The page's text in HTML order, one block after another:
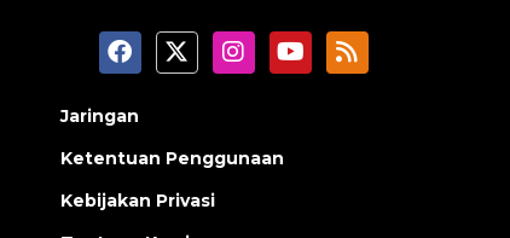
Jaringan
Ketentuan Penggunaan
Kebijakan Privasi